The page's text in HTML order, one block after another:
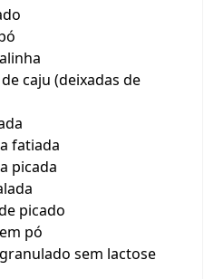
caju (deixadas de
fatiada
picada
picado
pó
sem lactose